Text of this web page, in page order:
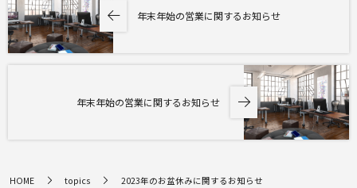
年末年始の営業に関するお知らせ
年末年始の営業に関するお知らせ
HOME topics 2023年のお盆休みに関するお知らせ